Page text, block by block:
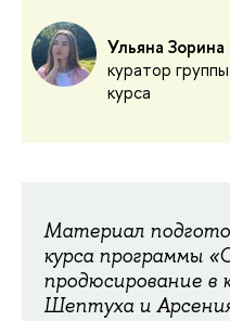
Ульяна Зорина
куратор
курса
Материал
курса программы
продюсирование в
Шептуха и